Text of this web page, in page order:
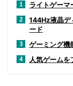
1 ライトゲーマ
2
144Hz液晶デ
ード
3 ゲーミング
4 人気ゲーム